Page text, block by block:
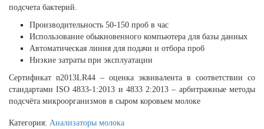
подсчета бактерий.
Производительность 50-150 проб в час
Использование обыкновенного компьютера для базы данных
Автоматическая линия для подачи и отбора проб
Низкие затраты при эксплуатации
Сертификат n2013LR44 – оценка эквивалента в соответствии со
стандартами ISO 4833-1:2013 и 4833 2:2013 – арбитражные методы
подсчёта микроорганизмов в сыром коровьем молоке
Категория: Анализаторы молока